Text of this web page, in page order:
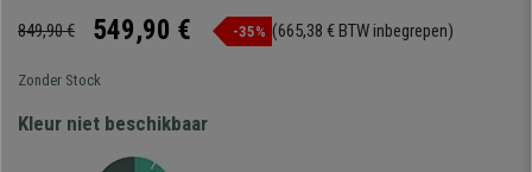
849,90 € 549,90 € -35% (665,38 € BTW inbegrepen)
Zonder Stock
Kleur niet beschikbaar